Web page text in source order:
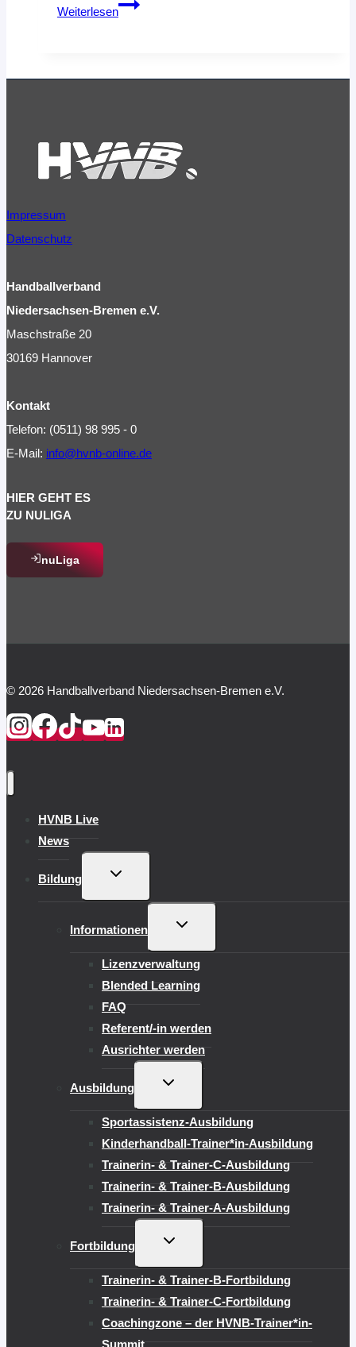
Weiterlesen
Niels
Impressum
Datenschutz
Handballverband
Niedersachsen-Bremen e.V.
Maschstraße 20
30169 Hannover
Kontakt
Telefon: (0511) 98 995 - 0
E-Mail: info@hvnb-online.de
HIER GEHT ES
ZU NULIGA
nuLiga
© 2026 Handballverband Niedersachsen-Bremen e.V.
HVNB Live
News
Bildung
UNTERMENÜ
Informationen
UNTERMENÜ
Lizenzverwaltung
Blended Learning
FAQ
Referent/-in werden
Ausrichter werden
Ausbildung
UNTERMENÜ
Sportassistenz-Ausbildung
Kinderhandball-Trainer*in-Ausbildung
Trainerin- & Trainer-C-Ausbildung
Trainerin- & Trainer-B-Ausbildung
Trainerin- & Trainer-A-Ausbildung
Fortbildung
UNTERMENÜ
Trainerin- & Trainer-B-Fortbildung
Trainerin- & Trainer-C-Fortbildung
Coachingzone – der HVNB-Trainer*in-
Summit